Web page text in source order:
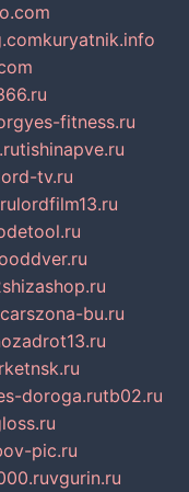
kuryatnik.info
yes-fitness.ru
tishinapve.ru
tv.ru
lordfilm13.ru
carszona-bu.ru
doroga.rutb02.ru
pic.ru
vgurin.ru